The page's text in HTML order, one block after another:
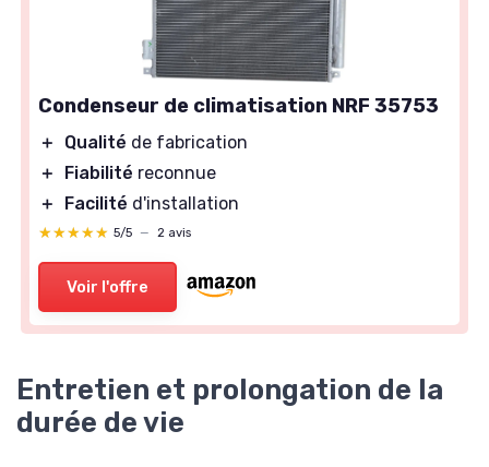
Condenseur de climatisation NRF 35753
＋ Qualité de fabrication
＋
Fiabilité reconnue
＋
Facilité d'installation
★★★★★
★★★★★ 5/5 — 2 avis
Voir l'offre
Entretien et prolongation de la
durée de vie